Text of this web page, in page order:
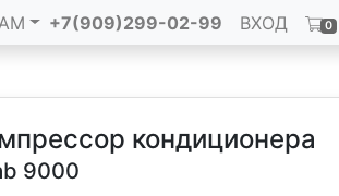
+7(909)299-02-99 ВХОД 0
кондиционера
9000